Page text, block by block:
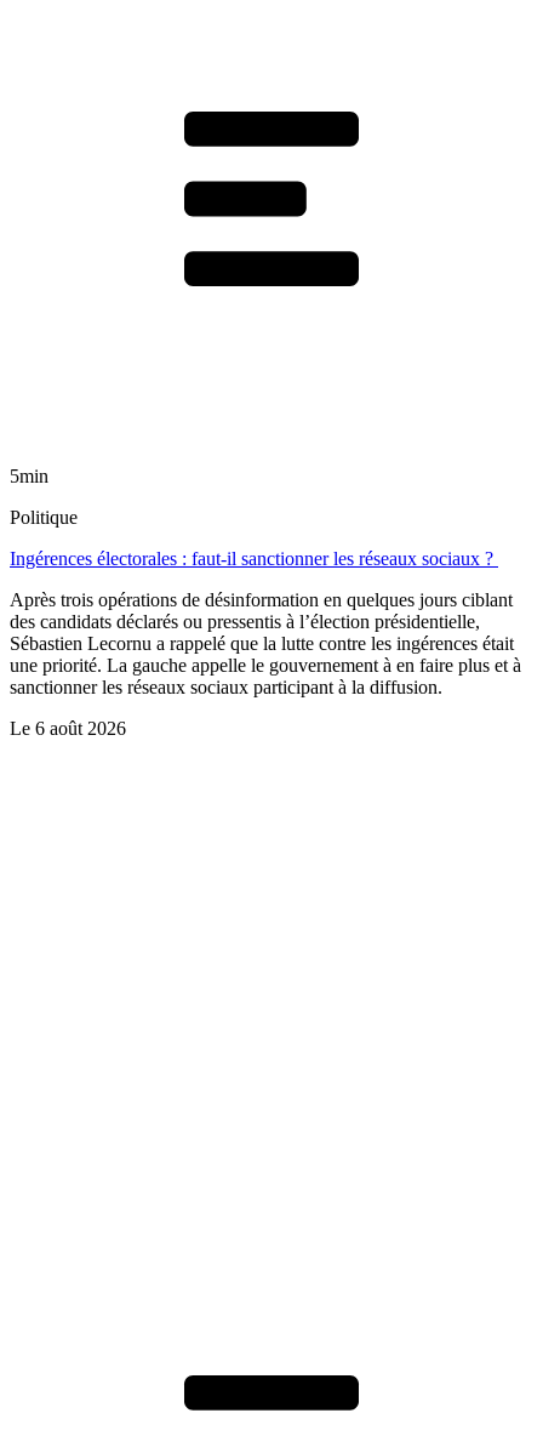
5min
Politique
Ingérences électorales : faut-il sanctionner les réseaux sociaux ?
Après trois opérations de désinformation en quelques jours ciblant
des candidats déclarés ou pressentis à l’élection présidentielle,
Sébastien Lecornu a rappelé que la lutte contre les ingérences était
une priorité. La gauche appelle le gouvernement à en faire plus et à
sanctionner les réseaux sociaux participant à la diffusion.
Le 6 août 2026